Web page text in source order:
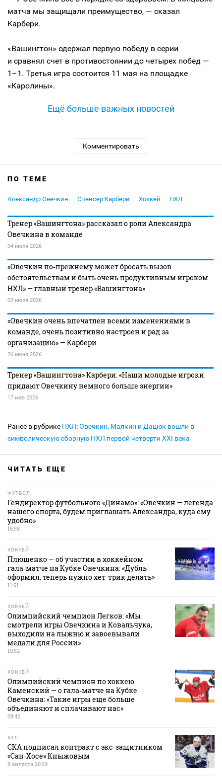
матча мы защищали преимущество, — сказал
Карбери.
«Вашингтон» одержал первую победу в серии
и сравнял счет в противостоянии до четырех побед —
1–1. Третья игра состоится 11 мая на площадке
«Каролины».
Ещё больше важных новостей
Комментировать
ПО ТЕМЕ
Александр Овечкин Спенсер Карбери Хоккей НХЛ
Тренер «Вашингтона» рассказал о роли Александра
Овечкина в команде
04 июля 2026
«Овечкин по‑прежнему может бросать вызов
обстоятельствам и быть очень продуктивным игроком
НХЛ» — главный тренер «Вашингтона»
03 июля 2026
«Овечкин очень впечатлен всеми изменениями в
команде, очень позитивно настроен и рад за
организацию» — Карбери
26 июня 2026
Тренер «Вашингтона» Карбери: «Наши молодые игроки
придают Овечкину немного больше энергии»
17 мая 2026
Ранее в рубрике НХЛ:Овечкин, Малкин и Дацюк вошли в
символическую сборную НХЛ первой четверти XXI века
ЧИТАТЬ ЕЩЕ
ФУТБОЛ
Гендиректор футбольного «Динамо»: «Овечкин — легенда
нашего спорта, будем приглашать Александра, куда ему
удобно»
16:58
ХОККЕЙ
Плющенко — об участии в хоккейном
гала‑матче на Кубке Овечкина: «Дубль
оформил, теперь нужно хет‑трик делать»
11:51
ХОККЕЙ
Олимпийский чемпион Легков: «Мы
смотрели игры Овечкина и Ковальчука,
выходили на лыжню и завоевывали
медали для России»
10:52
ХОККЕЙ
Олимпийский чемпион по хоккею
Каменский — о гала‑матче на Кубке
Овечкина: «Такие игры еще больше
объединяют и сплачивают нас»
09:42
КХЛ
СКА подписал контракт с экс‑защитником
«Сан‑Хосе» Кныжовым
8 августа 20:29